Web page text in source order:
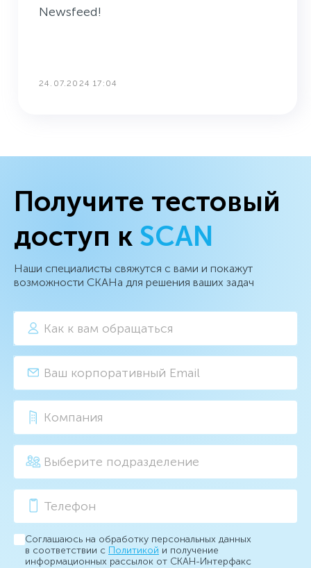
Newsfeed!
24.07.2024 17:04
Получите тестовый
доступ к SCAN
Наши специалисты свяжутся с вами и покажут
возможности СКАНа для решения ваших задач
Соглашаюсь на обработку персональных данных
в соответствии с Политикой и получение
информационных рассылок от СКАН-Интерфакс